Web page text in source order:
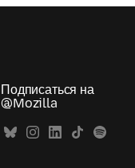
Подписаться на
@Mozilla